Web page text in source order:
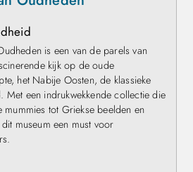
is een van de parels van
kijk op de oude
het Nabije Oosten, de klassieke
Met een indrukwekkende collectie die
mummies tot Griekse beelden en
museum een must voor